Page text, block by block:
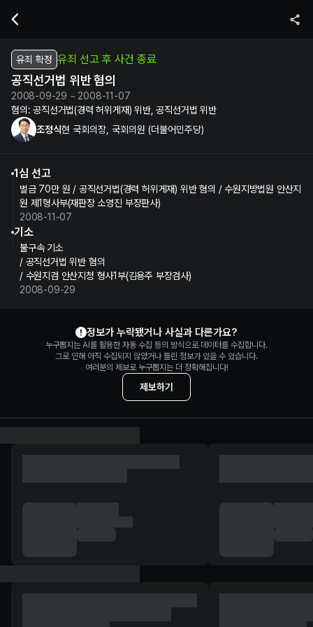
유죄 확정 유죄 선고 후 사건 종료
공직선거법 위반 혐의
2008-09-29 ~ 2008-11-07
혐의:공직선거법(경력 허위게재) 위반, 공직선거법 위반
조정식현 국회의장, 국회의원 (더불어민주당)
1심 선고
벌금 70만 원 / 공직선거법(경력 허위게재) 위반 혐의 / 수원지방법원 안산지
원 제1형사부(재판장 소영진 부장판사)
2008-11-07
기소
불구속 기소
/ 공직선거법 위반 혐의
/ 수원지검 안산지청 형사1부(김용주 부장검사)
2008-09-29
정보가 누락됐거나 사실과 다른가요?
누구뽑지는 AI를 활용한 자동 수집 등의 방식으로 데이터를 수집합니다.
그로 인해 아직 수집되지 않았거나 틀린 정보가 있을 수 있습니다.
여러분의 제보로 누구뽑지는 더 정확해집니다!
제보하기